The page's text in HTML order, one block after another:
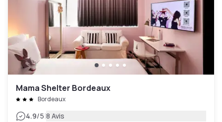
Mama Shelter Bordeaux
Bordeaux
4.9/5|8 Avis